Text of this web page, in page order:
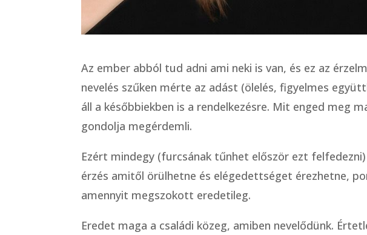
Az ember abból tud adni ami neki is van, és ez az
nevelés szűken mérte az adást (ölelés, figyelmes
áll a későbbiekben is a rendelkezésre. Mit enged meg
gondolja megérdemli.
Ezért mindegy (furcsának tűnhet először ezt felfedezni)
érzés amitől örülhetne és elégedettséget érezhetne,
amennyit megszokott eredetileg.
Eredet maga a családi közeg, amiben nevelődünk.